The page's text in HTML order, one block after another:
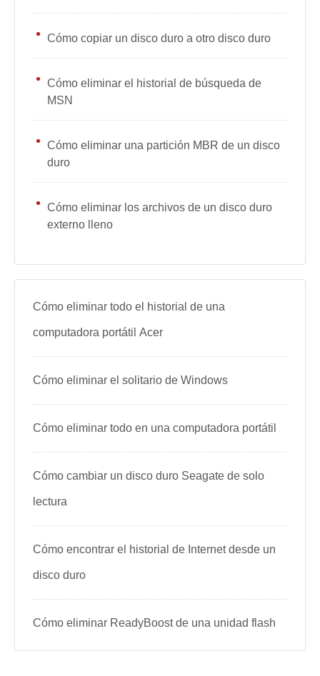
Cómo copiar un disco duro a otro disco duro
Cómo eliminar el historial de búsqueda de
MSN
Cómo eliminar una partición MBR de un disco
duro
Cómo eliminar los archivos de un disco duro
externo lleno
Cómo eliminar todo el historial de una
computadora portátil Acer
Cómo eliminar el solitario de Windows
Cómo eliminar todo en una computadora portátil
Cómo cambiar un disco duro Seagate de solo
lectura
Cómo encontrar el historial de Internet desde un
disco duro
Cómo eliminar ReadyBoost de una unidad flash